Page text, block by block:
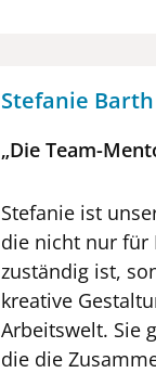
Stefanie Barth
„Die Team-
Stefanie ist
die nicht nur für
zuständig ist,
kreative
Arbeitswelt. Sie
die die